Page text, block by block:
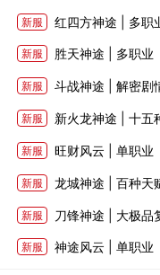
新服 红四方神途 | 多职
新服 胜天神途 | 多职业
新服
新服
新服 旺财风云 | 单职业
新服
新服 刀锋神途 | 大极品
新服 神途风云 | 单职业